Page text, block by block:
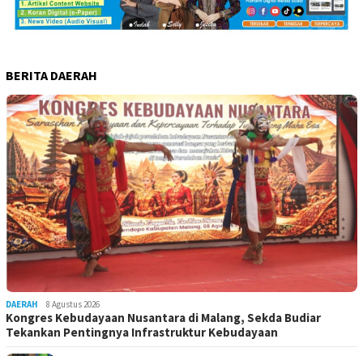
BERITA DAERAH
DAERAH 8 Agustus 2026
Kongres Kebudayaan Nusantara di Malang, Sekda Budiar
Tekankan Pentingnya Infrastruktur Kebudayaan